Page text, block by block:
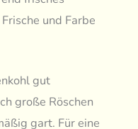
und Farbe
gut
große Röschen
gart. Für eine